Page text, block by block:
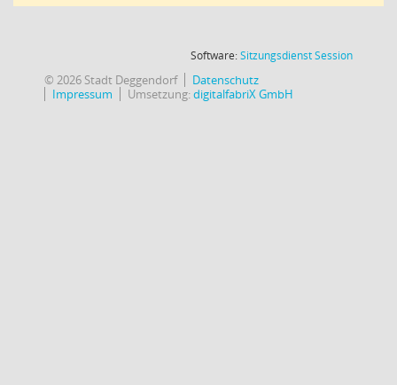
Software:SitzungsdienstSession(Wird in
© 2026 Stadt Deggendorf
Datenschutz
Impressum
Umsetzung:digitalfabriX GmbH